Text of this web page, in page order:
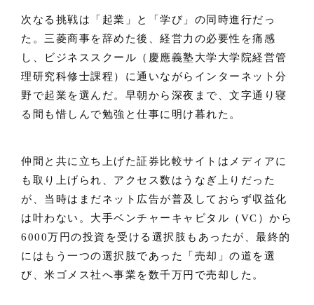
次なる挑戦は「起業」と「学び」の同時進行だっ
た。三菱商事を辞めた後、経営力の必要性を痛感
し、ビジネススクール（慶應義塾大学大学院経営管
理研究科修士課程）に通いながらインターネット分
野で起業を選んだ。早朝から深夜まで、文字通り寝
る間も惜しんで勉強と仕事に明け暮れた。
仲間と共に立ち上げた証券比較サイトはメディアに
も取り上げられ、アクセス数はうなぎ上りだった
が、当時はまだネット広告が普及しておらず収益化
は叶わない。大手ベンチャーキャピタル（VC）から
6000万円の投資を受ける選択肢もあったが、最終的
にはもう一つの選択肢であった「売却」の道を選
び、米ゴメス社へ事業を数千万円で売却した。